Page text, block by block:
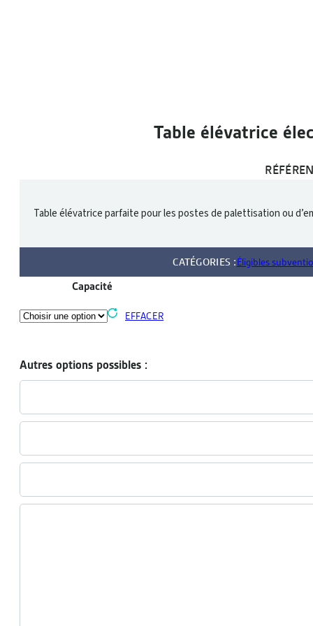
Table élévatrice
Table élévatrice parfaite pour les postes de palettisation ou
CATÉGORIES :Éligibles
Capacité
EFFACER
Autres options possibles :